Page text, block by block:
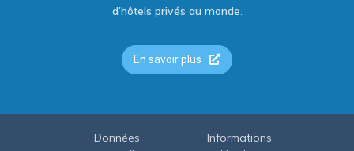
d’hôtels privés au monde.
En savoir plus
Données
Informations